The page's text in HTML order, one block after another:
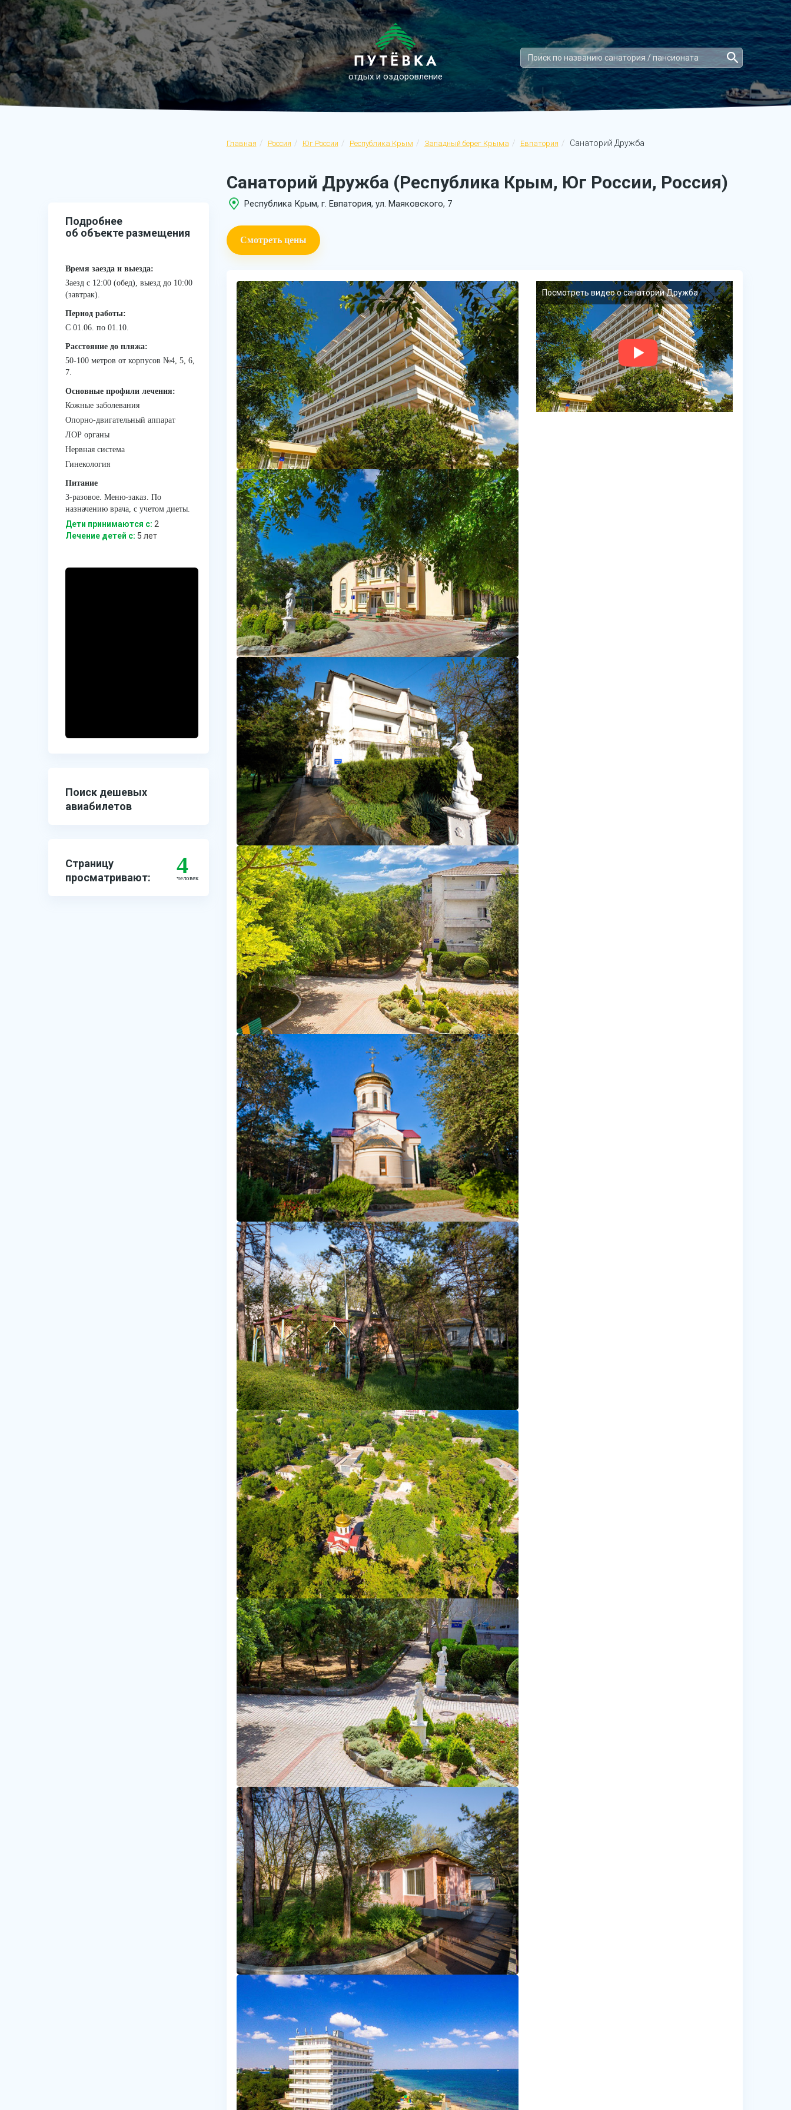
отдых и оздоровление
Главная Россия Юг России Республика Крым Западный берег Крыма Евпатория Санаторий Дружба
Санаторий Дружба (Республика Крым, Юг России, Россия)
Республика Крым, г. Евпатория, ул. Маяковского, 7
Смотреть цены
Подробнее
об объекте размещения
Время заезда и выезда:
Заезд с 12:00 (обед), выезд до 10:00
(завтрак).
Период работы:
С 01.06. по 01.10.
Расстояние до пляжа:
50-100 метров от корпусов №4, 5, 6,
7.
Основные профили лечения:
Кожные заболевания
Опорно-двигательный аппарат
ЛОР органы
Нервная система
Гинекология
Питание
3-разовое. Меню-заказ. По
назначению врача, с учетом диеты.
Дети принимаются с: 2
Лечение детей c: 5 лет
Поиск дешевых
авиабилетов
Страницу
просматривают:
4
человек
Посмотреть видео о санатории Дружба